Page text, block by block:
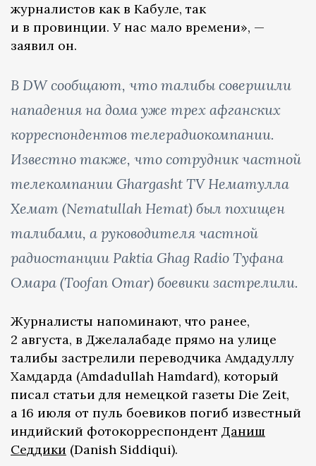
журналистов как в Кабуле, так
и в провинции. У нас мало времени», —
заявил он.
В DW сообщают, что талибы совершили
нападения на дома уже трех афганских
корреспондентов телерадиокомпании.
Известно также, что сотрудник частной
телекомпании Ghargasht TV Нематулла
Хемат (Nematullah Hemat) был похищен
талибами, а руководителя частной
радиостанции Paktia Ghag Radio Туфана
Омара (Toofan Omar) боевики застрелили.
Журналисты напоминают, что ранее,
2 августа, в Джелалабаде прямо на улице
талибы застрелили переводчика Амдадуллу
Хамдарда (Amdadullah Hamdard), который
писал статьи для немецкой газеты Die Zeit,
а 16 июля от пуль боевиков погиб известный
индийский фотокорреспондент Даниш
Седдики (Danish Siddiqui).